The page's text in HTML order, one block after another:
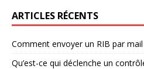
ARTICLES RÉCENTS
Comment envoyer un RIB par
Qu’est-ce qui déclenche un